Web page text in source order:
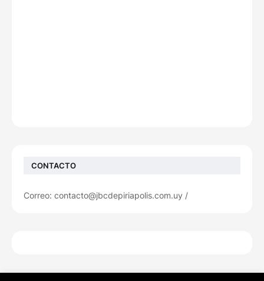
CONTACTO
Correo: contacto@jbcdepiriapolis.com.uy /